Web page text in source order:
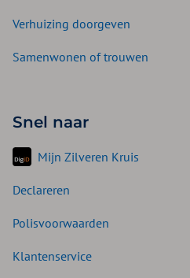
Verhuizing doorgeven
Samenwonen of trouwen
Snel naar
Mijn Zilveren Kruis
Declareren
Polisvoorwaarden
Klantenservice